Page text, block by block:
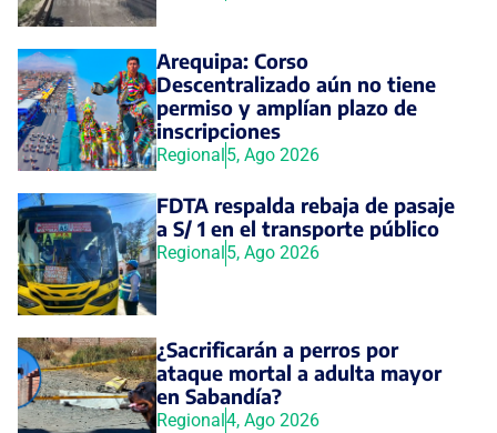
Arequipa: Corso
Descentralizado aún no tiene
permiso y amplían plazo de
inscripciones
Regional5, Ago 2026
FDTA respalda rebaja de pasaje
a S/ 1 en el transporte público
Regional5, Ago 2026
¿Sacrificarán a perros por
ataque mortal a adulta mayor
en Sabandía?
Regional4, Ago 2026